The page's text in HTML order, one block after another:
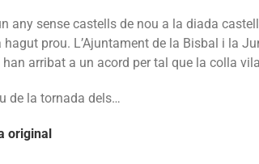
any sense castells de nou a la diada
hagut prou. L’Ajuntament de la Bisbal i la
han arribat a un acord per tal que la colla
de la tornada dels…
original